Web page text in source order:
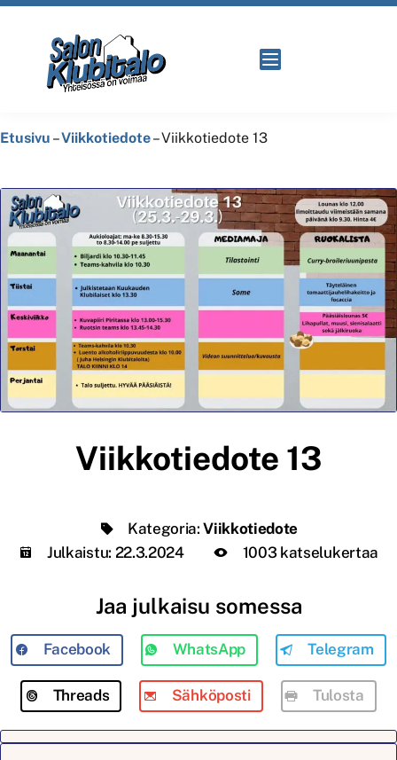
Etusivu –Viikkotiedote–Viikkotiedote 13
Viikkotiedote 13
Kategoria: Viikkotiedote
Julkaistu: 22.3.2024 1003 katselukertaa
Jaa julkaisu somessa
Facebook WhatsApp Telegram
Threads Sähköposti Tulosta